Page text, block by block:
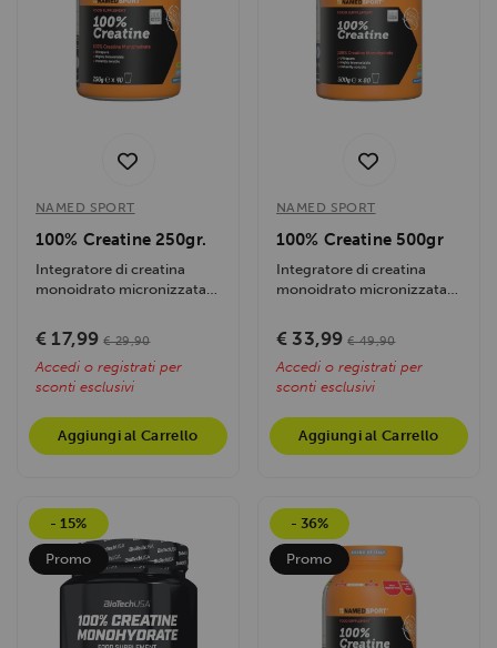
NAMED SPORT
100% Creatine 250gr.
Integratore di creatina
monoidrato micronizzata
prestazioni...
€ 17,99 € 29,90
Accedi o registrati per
sconti esclusivi
Aggiungi al Carrello
NAMED SPORT
100% Creatine 500gr
Integratore di creatina
monoidrato micronizzata
prestazioni...
€ 33,99 € 49,90
Accedi o registrati per
sconti esclusivi
Aggiungi al Carrello
- 15%
Promo
- 36%
Promo